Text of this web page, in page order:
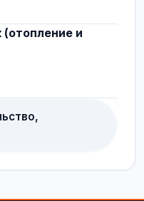
(отопление и